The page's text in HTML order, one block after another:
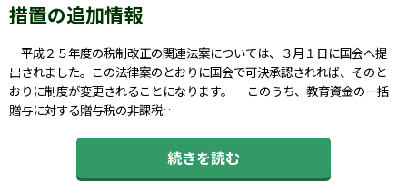
措置の追加情報
平成２５年度の税制改正の関連法案については、３月１日に国会へ提
出されました。この法律案のとおりに国会で可決承認されれば、そのと
おりに制度が変更されることになります。 このうち、教育資金の一括
贈与に対する贈与税の非課税…
続きを読む